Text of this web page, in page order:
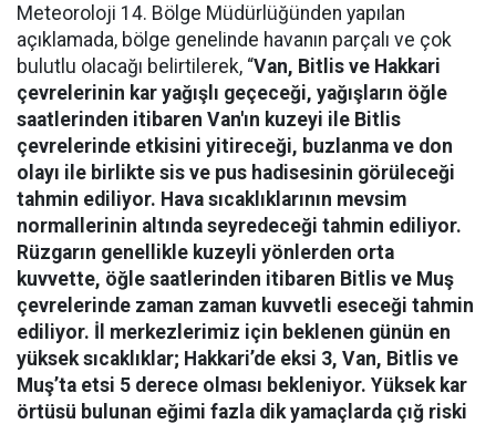
Meteoroloji 14. Bölge Müdürlüğünden yapılan
açıklamada, bölge genelinde havanın parçalı ve çok
bulutlu olacağı belirtilerek, “Van, Bitlis ve Hakkari
çevrelerinin kar yağışlı geçeceği, yağışların öğle
saatlerinden itibaren Van'ın kuzeyi ile Bitlis
çevrelerinde etkisini yitireceği, buzlanma ve don
olayı ile birlikte sis ve pus hadisesinin görüleceği
tahmin ediliyor. Hava sıcaklıklarının mevsim
normallerinin altında seyredeceği tahmin ediliyor.
Rüzgarın genellikle kuzeyli yönlerden orta
kuvvette, öğle saatlerinden itibaren Bitlis ve Muş
çevrelerinde zaman zaman kuvvetli eseceği tahmin
ediliyor. İl merkezlerimiz için beklenen günün en
yüksek sıcaklıklar; Hakkari’de eksi 3, Van, Bitlis ve
Muş’ta etsi 5 derece olması bekleniyor. Yüksek kar
örtüsü bulunan eğimi fazla dik yamaçlarda çığ riski